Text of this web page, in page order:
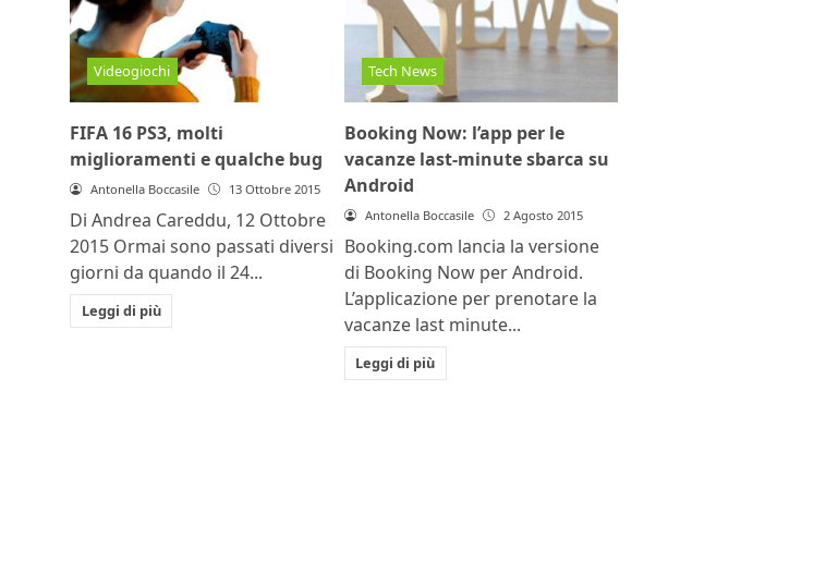
Videogiochi
FIFA 16 PS3, molti
miglioramenti e qualche bug
Antonella Boccasile 13 Ottobre 2015
Di Andrea Careddu, 12 Ottobre
2015 Ormai sono passati diversi
giorni da quando il 24...
Leggi di più
Tech News
Booking Now: l’app per le
vacanze last-minute sbarca su
Android
Antonella Boccasile 2 Agosto 2015
Booking.com lancia la versione
di Booking Now per Android.
L’applicazione per prenotare la
vacanze last minute...
Leggi di più